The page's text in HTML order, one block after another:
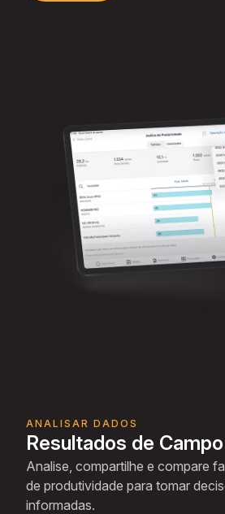
ANALISAR DADOS
Resultados de
Analise, compartilhe e compare
de produtividade para tomar
informadas.